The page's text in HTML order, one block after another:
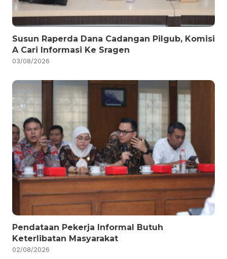
Susun Raperda Dana Cadangan Pilgub, Komisi
A Cari Informasi Ke Sragen
03/08/2026
Pendataan Pekerja Informal Butuh
Keterlibatan Masyarakat
02/08/2026